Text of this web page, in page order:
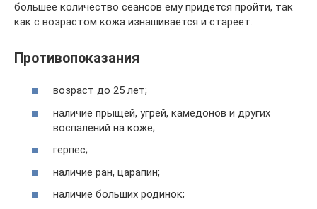
большее количество сеансов ему придется пройти, так
как с возрастом кожа изнашивается и стареет.
Противопоказания
возраст до 25 лет;
наличие прыщей, угрей, камедонов и других
воспалений на коже;
герпес;
наличие ран, царапин;
наличие больших родинок;